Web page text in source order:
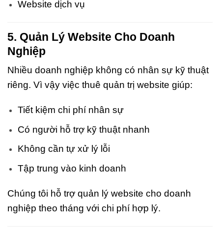
Website dịch vụ
5. Quản Lý Website Cho Doanh
Nghiệp
Nhiều doanh nghiệp không có nhân sự kỹ thuật
riêng. Vì vậy việc thuê quản trị website giúp:
Tiết kiệm chi phí nhân sự
Có người hỗ trợ kỹ thuật nhanh
Không cần tự xử lý lỗi
Tập trung vào kinh doanh
Chúng tôi hỗ trợ quản lý website cho doanh
nghiệp theo tháng với chi phí hợp lý.